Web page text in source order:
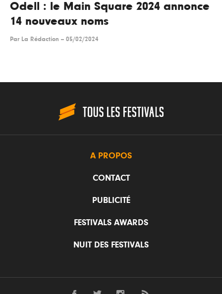
Odell : le Main Square 2024 annonce
14 nouveaux noms
Par La Rédaction -- 05/02/2024
A PROPOS
CONTACT
PUBLICITÉ
FESTIVALS AWARDS
NUIT DES FESTIVALS